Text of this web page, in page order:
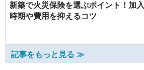
新築で火災保険を選ぶポイント！加入
時期や費用を抑えるコツ
記事をもっと見る ≫